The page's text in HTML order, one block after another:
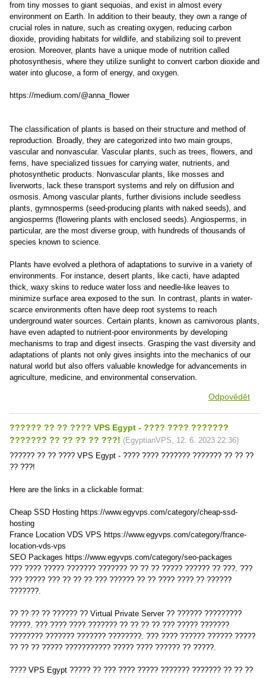
from tiny mosses to giant sequoias, and exist in almost every
environment on Earth. In addition to their beauty, they own a range of
crucial roles in nature, such as creating oxygen, reducing carbon
dioxide, providing habitats for wildlife, and stabilizing soil to prevent
erosion. Moreover, plants have a unique mode of nutrition called
photosynthesis, where they utilize sunlight to convert carbon dioxide and
water into glucose, a form of energy, and oxygen.
https://medium.com/@anna_flower
The classification of plants is based on their structure and method of
reproduction. Broadly, they are categorized into two main groups,
vascular and nonvascular. Vascular plants, such as trees, flowers, and
ferns, have specialized tissues for carrying water, nutrients, and
photosynthetic products. Nonvascular plants, like mosses and
liverworts, lack these transport systems and rely on diffusion and
osmosis. Among vascular plants, further divisions include seedless
plants, gymnosperms (seed-producing plants with naked seeds), and
angiosperms (flowering plants with enclosed seeds). Angiosperms, in
particular, are the most diverse group, with hundreds of thousands of
species known to science.
Plants have evolved a plethora of adaptations to survive in a variety of
environments. For instance, desert plants, like cacti, have adapted
thick, waxy skins to reduce water loss and needle-like leaves to
minimize surface area exposed to the sun. In contrast, plants in water-
scarce environments often have deep root systems to reach
underground water sources. Certain plants, known as carnivorous plants,
have even adapted to nutrient-poor environments by developing
mechanisms to trap and digest insects. Grasping the vast diversity and
adaptations of plants not only gives insights into the mechanics of our
natural world but also offers valuable knowledge for advancements in
agriculture, medicine, and environmental conservation.
Odpovědět
?????? ?? ?? ???? VPS Egypt - ???? ???? ???????
??????? ?? ?? ?? ?? ???! (EgyptianVPS, 12. 6. 2023 22:36)
?????? ?? ?? ???? VPS Egypt - ???? ???? ??????? ??????? ?? ?? ??
?? ???!
Here are the links in a clickable format:
Cheap SSD Hosting https://www.egyvps.com/category/cheap-ssd-
hosting
France Location VDS VPS https://www.egyvps.com/category/france-
location-vds-vps
SEO Packages https://www.egyvps.com/category/seo-packages
??? ???? ????? ??????? ??????? ?? ?? ?? ????? ?????? ?? ???. ???
??? ????? ??? ?? ?? ?? ??? ?????? ?? ?? ???? ???? ?? ??????
???????.
?? ?? ?? ?? ?????? ?? Virtual Private Server ?? ?????? ?????????
?????. ??? ???? ???? ??????? ?? ?? ?? ?? ??? ????? ???????
???????? ??????? ??????? ????????. ??? ???? ?????? ?????? ?????
?? ?? ?? ????? ??????????? ????? ???? ?????? ?? ?????.
???? VPS Egypt ????? ?? ??? ???? ????? ??????? ??????? ?? ?? ??